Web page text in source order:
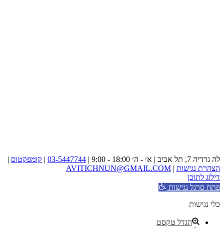
לה גרדיה 7, תל אביב | א׳ - ה׳ 18:00 - 9:00 | 03-5447744
| קומפקטוס |
הצהרת נגישות |
AVITICHNUN@GMAIL.COM
דילוג לתוכן
פתח סרגל נגישות
כלי נגישות
הגדל טקסט